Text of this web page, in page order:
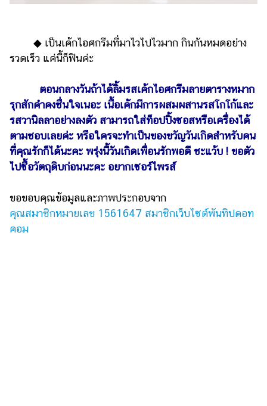
◆ เป็นเค้กไอศกรีมที่มาไวไปไวมาก กินกันหมดอย่าง
รวดเร็ว แค่นี้ก็ฟินค่ะ
ตอนกลางวันถ้าได้ลิ้มรสเค้กไอศกรีมลายตารางหมาก
รุกสักคำคงชื่นใจเนอะ เนื้อเค้กมีการผสมผสานรสโกโก้และ
รสวานิลลาอย่างลงตัว สามารถใส่ท็อปปิ้งซอสหรือเครื่องได้
ตามชอบเลยค่ะ หรือใครจะทำเป็นของขวัญวันเกิดสำหรับคน
ที่คุณรักก็ได้นะคะ พรุ่งนี้วันเกิดเพื่อนรักพอดี ชะแว้บ ! ขอตัว
ไปซื้อวัตถุดิบก่อนนะคะ อยากเซอร์ไพรส์
ขอขอบคุณข้อมูลและภาพประกอบจาก
คุณสมาชิกหมายเลข 1561647 สมาชิกเว็บไซต์พันทิปดอท
คอม